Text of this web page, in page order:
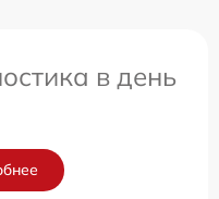
в день